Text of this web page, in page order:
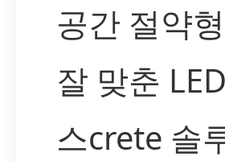
공간 절약
잘 맞춘
스crete 솔